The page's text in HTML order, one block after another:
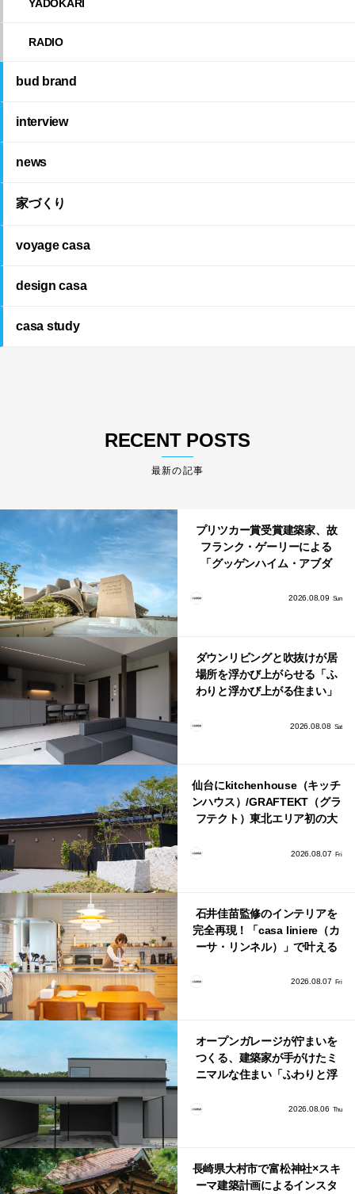
YADOKARI
RADIO
bud brand
interview
news
家づくり
voyage casa
design casa
casa study
RECENT POSTS
最新の記事
プリツカー賞受賞建築家、故
フランク・ゲーリーによる
「グッゲンハイム・アブダ
2026.08.09 Sun
ダウンリビングと吹抜けが居
場所を浮かび上がらせる「ふ
わりと浮かび上がる住まい」
2026.08.08 Sat
仙台にkitchenhouse（キッチ
ンハウス）/GRAFTEKT（グラ
フテクト）東北エリア初の大
2026.08.07 Fri
石井佳苗監修のインテリアを
完全再現！「casa liniere（カ
ーサ・リンネル）」で叶える
2026.08.07 Fri
オープンガレージが佇まいを
つくる、建築家が手がけたミ
ニマルな住まい「ふわりと浮
2026.08.06 Thu
長崎県大村市で富松神社×スキ
ーマ建築計画によるインスタ